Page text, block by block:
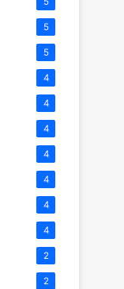
5
5
4
4
4
4
4
4
4
2
2